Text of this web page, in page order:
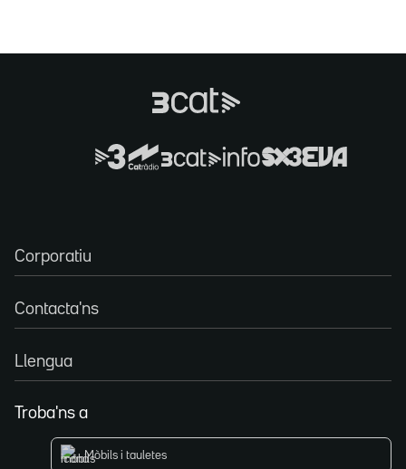
Corporatiu
Contacta'ns
Llengua
Troba'ns a
Mòbils i tauletes